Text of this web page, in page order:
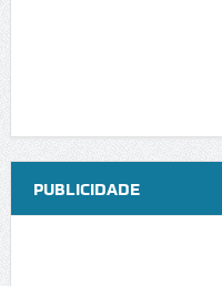
PUBLICIDADE